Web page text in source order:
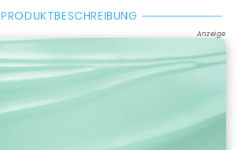
PRODUKTBESCHREIBUNG
Anzeige